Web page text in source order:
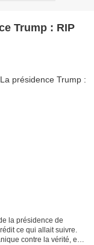
Trump : RIP
la présidence de
ce qui allait suivre.
contre la vérité, et